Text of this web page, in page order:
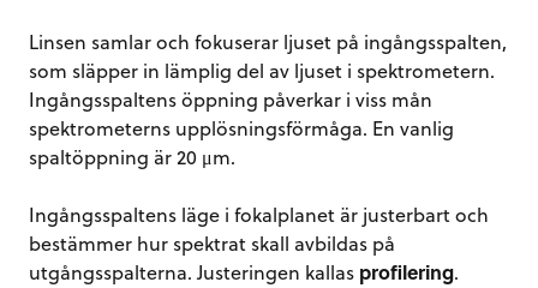
Linsen samlar och fokuserar ljuset på ingångsspalten,
som släpper in lämplig del av ljuset i spektrometern.
Ingångsspaltens öppning påverkar i viss mån
spektrometerns upplösningsförmåga. En vanlig
spaltöppning är 20 μm.
Ingångsspaltens läge i fokalplanet är justerbart och
bestämmer hur spektrat skall avbildas på
utgångsspalterna. Justeringen kallas profilering.